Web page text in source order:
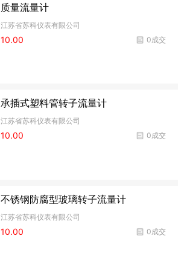
质量流量计
江苏省苏科仪表有限公司
0成交
10.00
承插式塑料管转子流量计
江苏省苏科仪表有限公司
0成交
10.00
不锈钢防腐型玻璃转子流量计
江苏省苏科仪表有限公司
0成交
10.00